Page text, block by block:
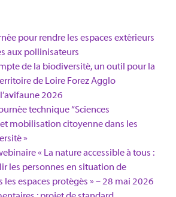
pour rendre les espaces extérieurs
aux pollinisateurs
de la biodiversité, un outil pour la
de Loire Forez Agglo​
2026
technique “Sciences
mobilisation citoyenne dans les
»
« La nature accessible à tous :
les personnes en situation de
les espaces protégés » – 28 mai 2026